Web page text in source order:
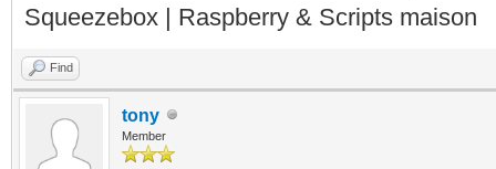
Squeezebox | Raspberry & Scripts maison
Find
tony
Member